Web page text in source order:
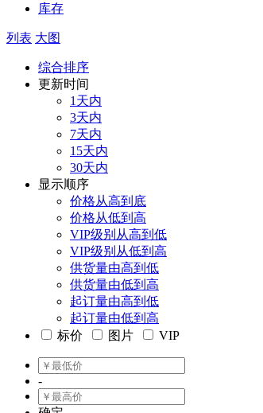
库存
列表 大图
综合排序
更新时间
1天内
3天内
7天内
15天内
30天内
显示顺序
价格从高到底
价格从低到高
VIP级别从高到低
VIP级别从低到高
供货量由高到低
供货量由低到高
起订量由高到低
起订量由低到高
标价
图片 VIP
-